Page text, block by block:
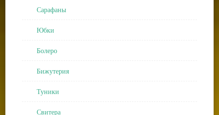
Сарафаны
Юбки
Болеро
Бижутерия
Туники
Свитера